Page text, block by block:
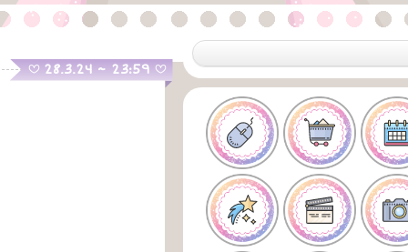
B 28.3.24 ~ 23:59 B